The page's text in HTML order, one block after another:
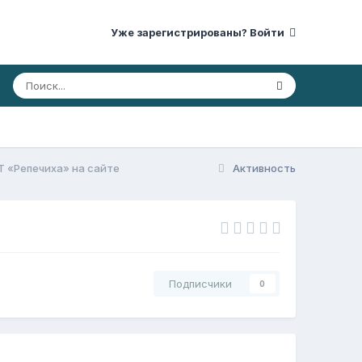
Уже зарегистрированы? Войти
Активность
на сайте
Подписчики 0